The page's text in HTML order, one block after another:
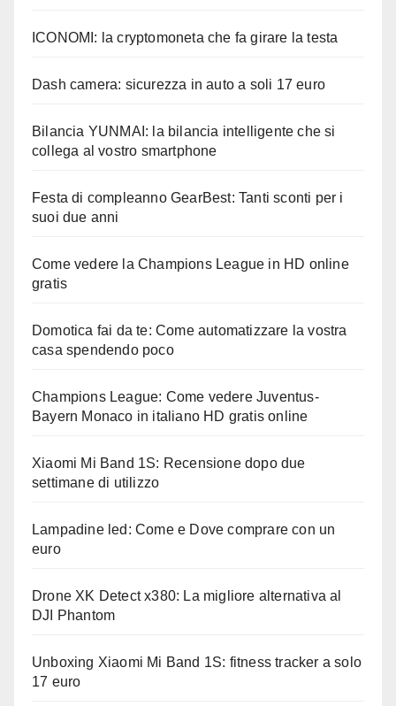
ICONOMI: la cryptomoneta che fa girare la testa
Dash camera: sicurezza in auto a soli 17 euro
Bilancia YUNMAI: la bilancia intelligente che si
collega al vostro smartphone
Festa di compleanno GearBest: Tanti sconti per i
suoi due anni
Come vedere la Champions League in HD online
gratis
Domotica fai da te: Come automatizzare la vostra
casa spendendo poco
Champions League: Come vedere Juventus-
Bayern Monaco in italiano HD gratis online
Xiaomi Mi Band 1S: Recensione dopo due
settimane di utilizzo
Lampadine led: Come e Dove comprare con un
euro
Drone XK Detect x380: La migliore alternativa al
DJI Phantom
Unboxing Xiaomi Mi Band 1S: fitness tracker a solo
17 euro